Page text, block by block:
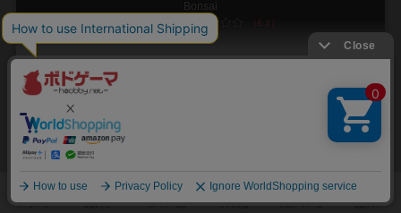
Bonsai
6.3
7件
箱絵がおしゃれな盆栽ゲー！
日本の誇る盆栽（海外ではBONSAIで通じる）を作っていこう！という
海外発のゲームです。 2023年スカウトアクション9位！ メカニクスは
ロザリア・バッティアート（Rosaria Battiato）
マッシモ・ボルジ